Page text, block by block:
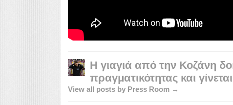
Η γιαγιά από την Κοζάνη
πραγματικότητας και
View all posts by Press Room →